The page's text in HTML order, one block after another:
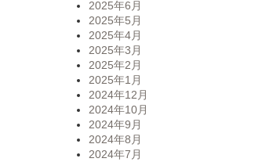
2025年6月
2025年5月
2025年4月
2025年3月
2025年2月
2025年1月
2024年12月
2024年10月
2024年9月
2024年8月
2024年7月